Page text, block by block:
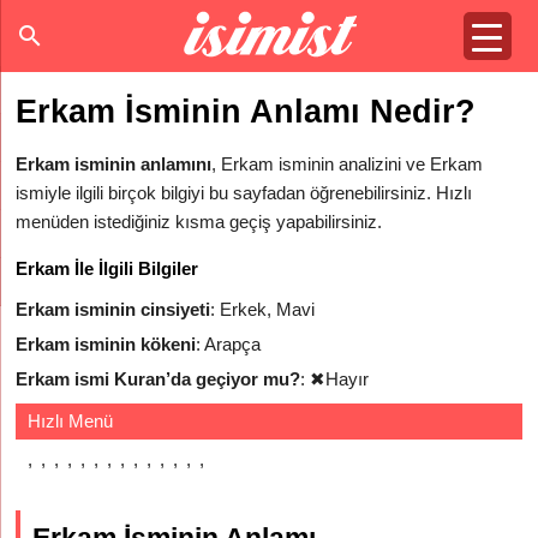
Erkam İsminin Anlamı Nedir?
Erkam isminin anlamını, Erkam isminin analizini ve Erkam
ismiyle ilgili birçok bilgiyi bu sayfadan öğrenebilirsiniz. Hızlı
menüden istediğiniz kısma geçiş yapabilirsiniz.
Erkam İle İlgili Bilgiler
Erkam isminin cinsiyeti: Erkek, Mavi
Erkam isminin kökeni: Arapça
Erkam ismi Kuran’da geçiyor mu?: ✖Hayır
Hızlı Menü